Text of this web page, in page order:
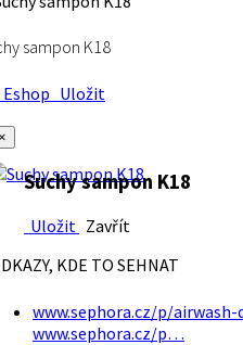
sampon K18
Uložit
Suchy sampon K18
Uložit Zavřít
KDE TO SEHNAT
www.sephora.cz/p/
www.sephora.cz/p…